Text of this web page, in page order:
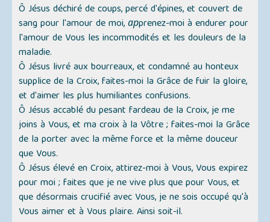
Ô Jésus déchiré de coups, percé d'épines, et couvert de
sang pour l'amour de moi, арprenez-moi à endurer pour
l'amour de Vous les incommodités et les douleurs de la
maladie.
Ô Jésus livré aux bourreaux, et condamné au honteux
supplice de la Croix, faites-moi la Grâce de fuir la gloire,
et d'aimer les plus humiliantes confusions.
Ô Jésus accablé du pesant fardeau de la Croix, je me
joins à Vous, et ma croix à la Vôtre ; faites-moi la Grâce
de la porter avec la même force et la même douceur
que Vous.
Ô Jésus élevé en Croix, attirez-moi à Vous, Vous expirez
pour moi ; faites que je ne vive plus que pour Vous, et
que désormais crucifié avec Vous, je ne sois occupé qu'à
Vous aimer et à Vous plaire. Ainsi soit-il.